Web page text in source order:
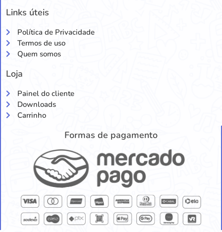
Links úteis
Política de Privacidade
Termos de uso
Quem somos
Loja
Painel do cliente
Downloads
Carrinho
Formas de pagamento